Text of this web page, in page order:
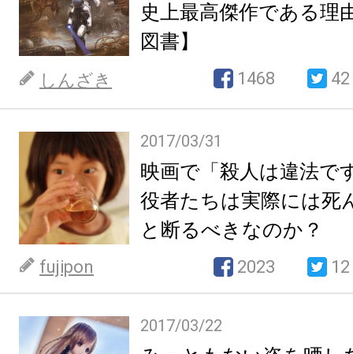
史上最高傑作である理
図書】
しんざき 1468 42
2017/03/31
映画で「殺人は違法で
役者たちは実際には死
と断るべきなのか？
fujipon 2023 12
2017/03/22